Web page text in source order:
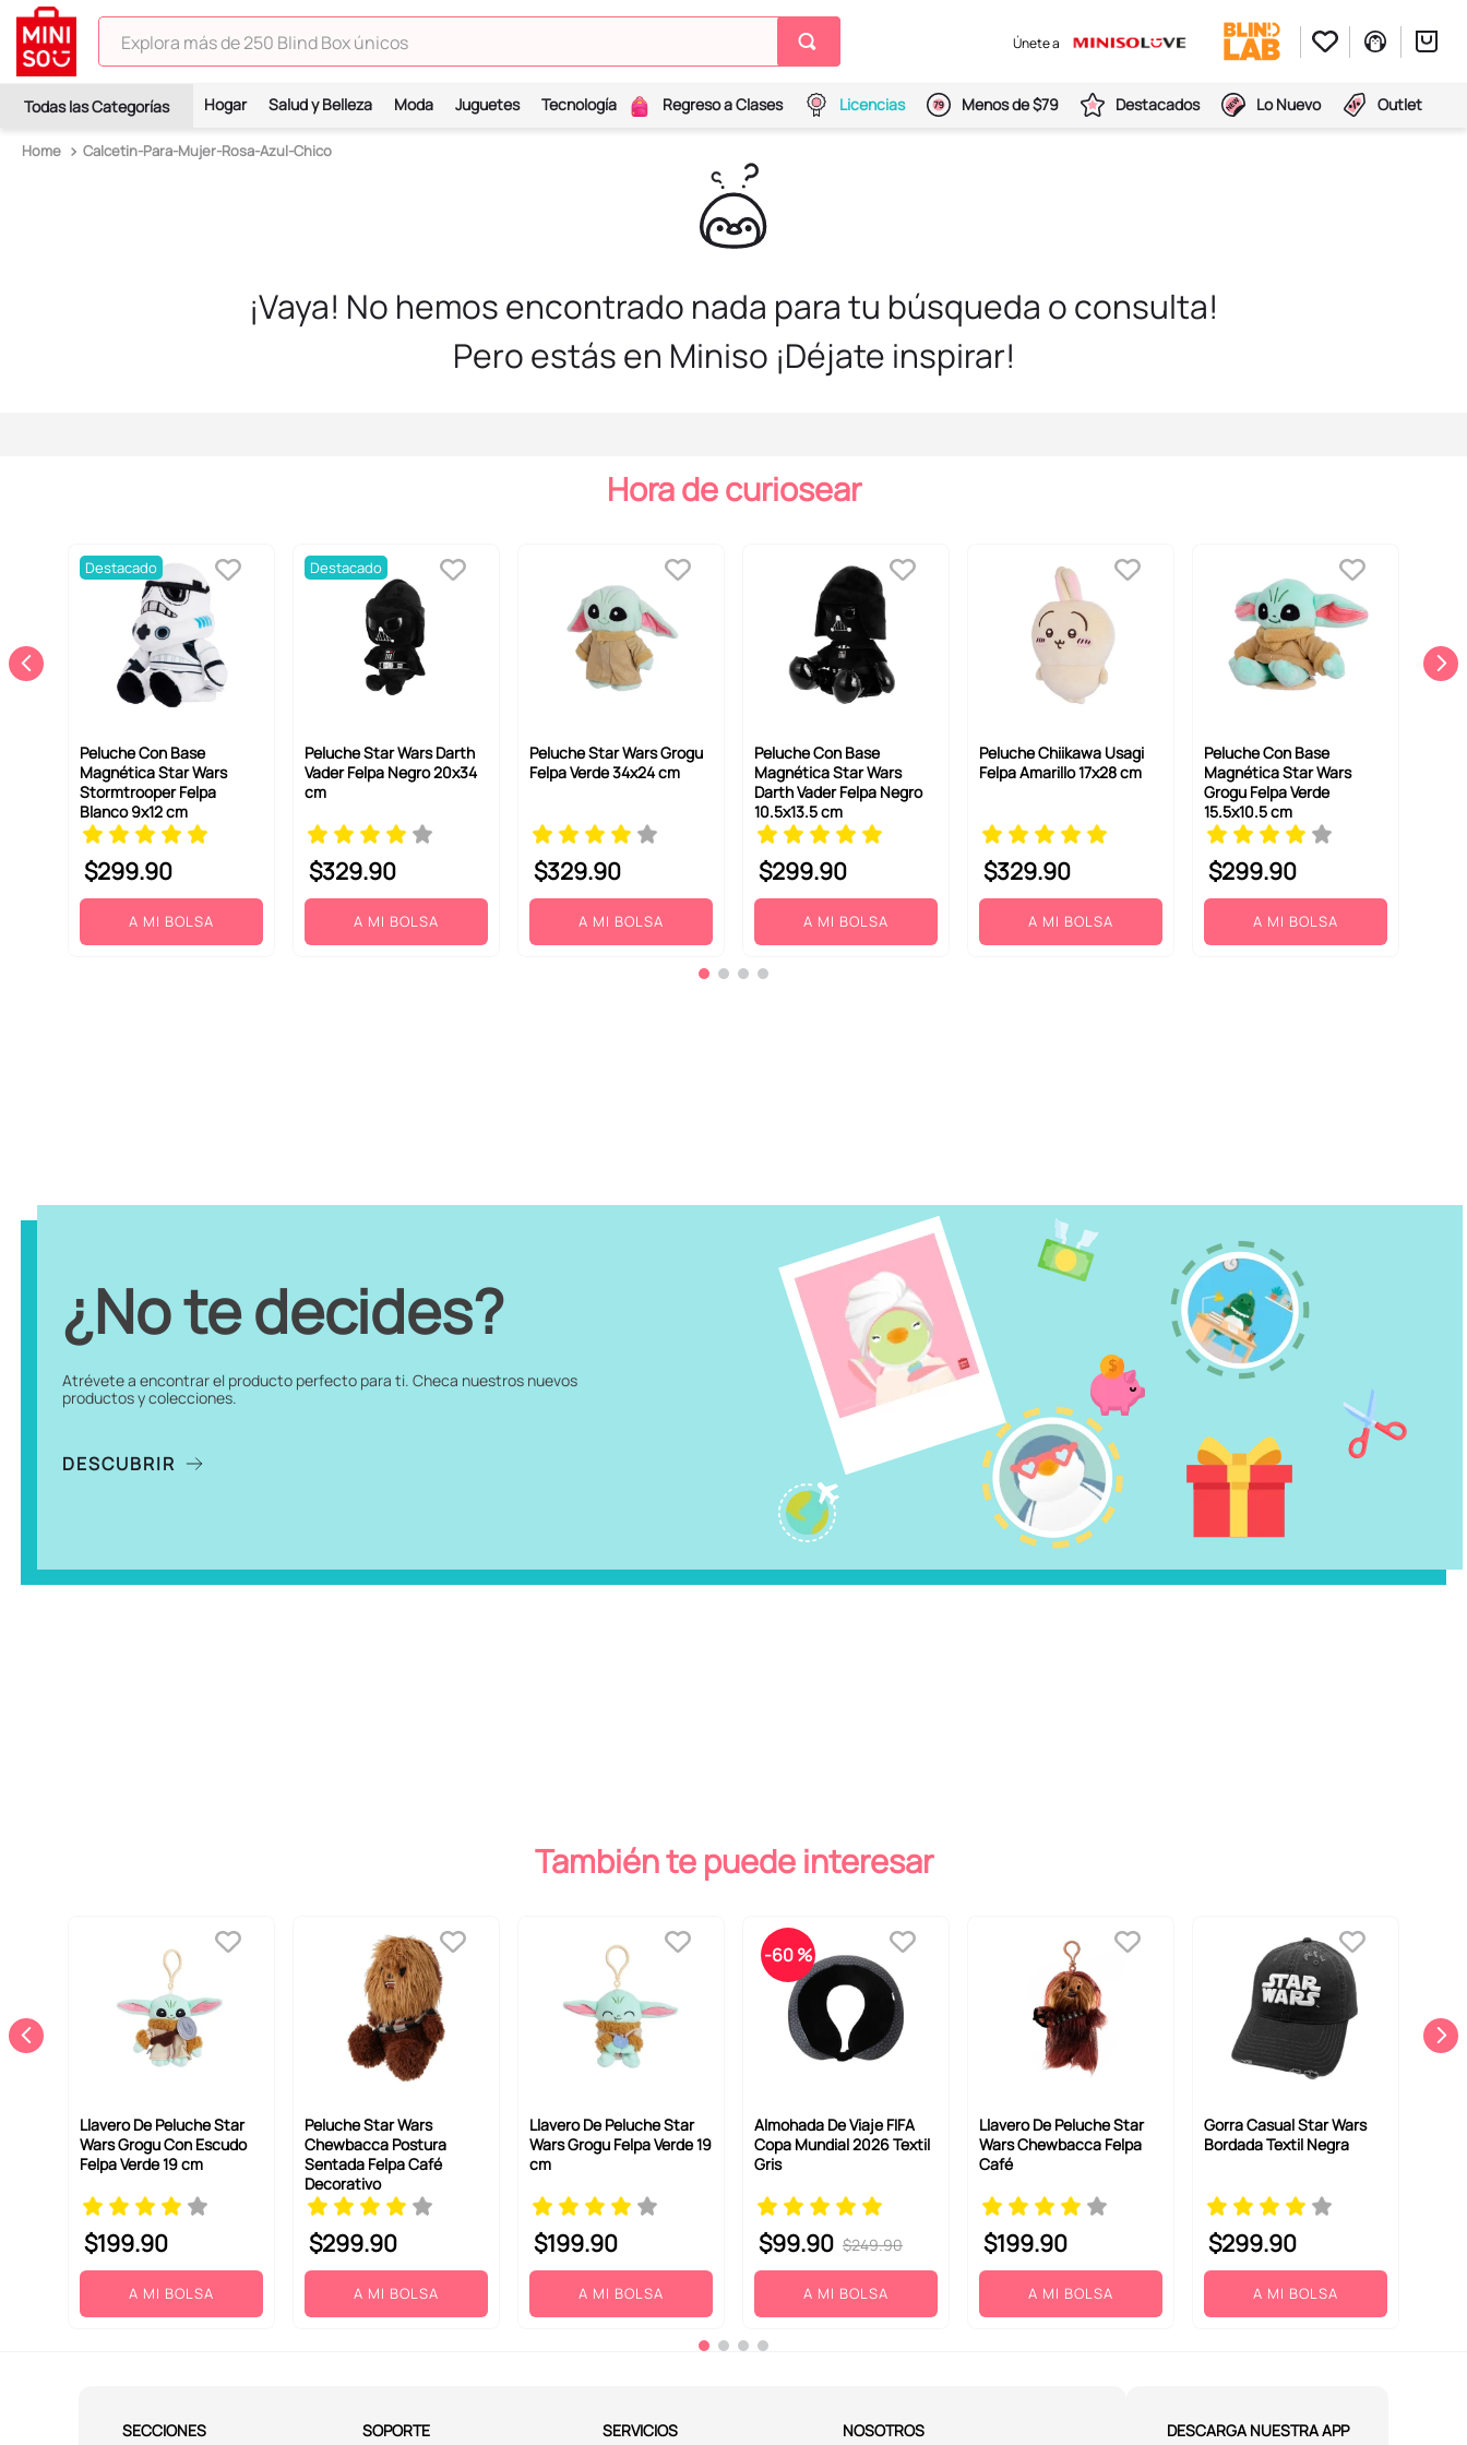
Explora más de 250 Blind Box únicos
Únete a
Hogar Salud y Belleza Moda Juguetes Tecnología Regreso a Clases Licencias Menos de $79 Destacados Lo Nuevo Outlet
Calcetin-Para-Mujer-Rosa-Azul-Chico
¡Vaya! No hemos encontrado nada para tu búsqueda o consulta!
Pero estás en Miniso ¡Déjate inspirar!
Hora de curiosear
Destacado
Peluche Con Base
Magnética Star Wars
Stormtrooper Felpa
Blanco 9x12 cm
$299.90
A MI BOLSA
Destacado
Peluche Star Wars Darth
Vader Felpa Negro 20x34
cm
$329.90
A MI BOLSA
Peluche Star Wars Grogu
Felpa Verde 34x24 cm
$329.90
A MI BOLSA
Peluche Con Base
Magnética Star Wars
Darth Vader Felpa Negro
10.5x13.5 cm
$299.90
A MI BOLSA
Peluche Chiikawa Usagi
Felpa Amarillo 17x28 cm
$329.90
A MI BOLSA
Peluche Con Base
Magnética Star Wars
Grogu Felpa Verde
15.5x10.5 cm
$299.90
A MI BOLSA
¿No te decides?
Atrévete a encontrar el producto perfecto para ti. Checa nuestros nuevos
productos y colecciones.
DESCUBRIR
También te puede interesar
Llavero De Peluche Star
Wars Grogu Con Escudo
Felpa Verde 19 cm
$199.90
A MI BOLSA
Peluche Star Wars
Chewbacca Postura
Sentada Felpa Café
Decorativo
$299.90
A MI BOLSA
Llavero De Peluche Star
Wars Grogu Felpa Verde 19
cm
$199.90
A MI BOLSA
-60 %
Almohada De Viaje FIFA
Copa Mundial 2026 Textil
Gris
$249.90
$99.90
A MI BOLSA
Llavero De Peluche Star
Wars Chewbacca Felpa
Café
$199.90
A MI BOLSA
Gorra Casual Star Wars
Bordada Textil Negra
$299.90
A MI BOLSA
SECCIONES SOPORTE SERVICIOS NOSOTROS DESCARGA NUESTRA APP
TÉRMINOS MÁS BUSCADOS
2 .
spiderman